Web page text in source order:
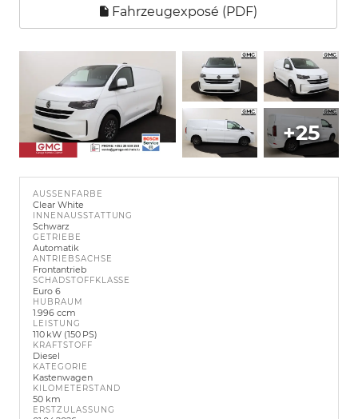
Fahrzeugexposé (PDF)
+25
AUSSENFARBE
Clear White
INNENAUSSTATTUNG
Schwarz
GETRIEBE
Automatik
ANTRIEBSACHSE
Frontantrieb
SCHADSTOFFKLASSE
Euro 6
HUBRAUM
1.996 ccm
LEISTUNG
110 kW (150 PS)
KRAFTSTOFF
Diesel
KATEGORIE
Kastenwagen
KILOMETERSTAND
50 km
ERSTZULASSUNG